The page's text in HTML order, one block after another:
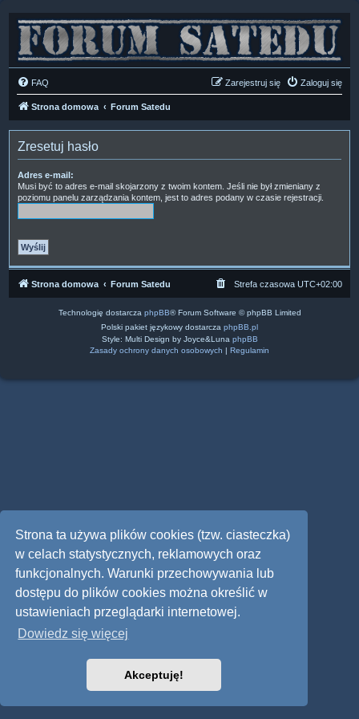
Strona ta używa plików cookies (tzw. ciasteczka)
w celach statystycznych, reklamowych oraz
funkcjonalnych. Warunki przechowywania lub
dostępu do plików cookies można określić w
ustawieniach przeglądarki internetowej.
Dowiedz się więcej
Akceptuję!
FAQ Zaloguj się
Zarejestruj się
Strona domowa Forum Satedu
Zresetuj hasło
Adres e-mail:
Musi być to adres e-mail skojarzony z twoim kontem. Jeśli nie był zmieniany z
poziomu panelu zarządzania kontem, jest to adres podany w czasie rejestracji.
Strona domowa Forum Satedu Strefa czasowa UTC+02:00
Technologię dostarcza phpBB® Forum Software © phpBB Limited
Polski pakiet językowy dostarcza phpBB.pl
Style: Multi Design by Joyce&Luna phpBB
Zasady ochrony danych osobowych | Regulamin